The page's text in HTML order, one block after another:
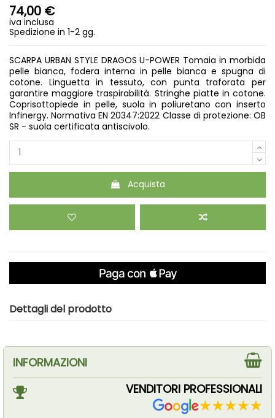
74,00 €
iva inclusa
Spedizione in 1-2 gg.
SCARPA URBAN STYLE DRAGOS U-POWER Tomaia in morbida
pelle bianca, fodera interna in pelle bianca e spugna di
cotone. Linguetta in tessuto, con punta traforata per
garantire maggiore traspirabilità. Stringhe piatte in cotone.
Coprisottopiede in pelle, suola in poliuretano con inserto
Infinergy. Normativa EN 20347:2022 Classe di protezione: OB
SR - suola certificata antiscivolo.
Acquista
Dettagli del prodotto
INFORMAZIONI
VENDITORI PROFESSIONALI